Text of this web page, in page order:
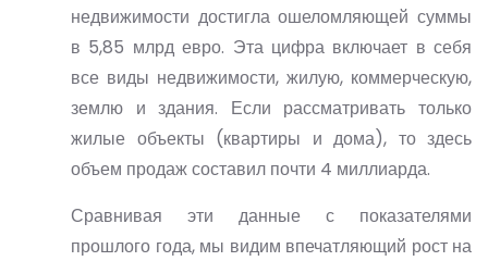
недвижимости достигла ошеломляющей суммы
в 5,85 млрд евро. Эта цифра включает в себя
все виды недвижимости, жилую, коммерческую,
землю и здания. Если рассматривать только
жилые объекты (квартиры и дома), то здесь
объем продаж составил почти 4 миллиарда.
Сравнивая эти данные с показателями
прошлого года, мы видим впечатляющий рост на